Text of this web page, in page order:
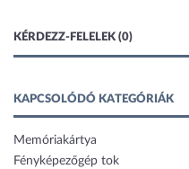
KÉRDEZZ-FELELEK (0)
KAPCSOLÓDÓ KATEGÓRIÁK
Memóriakártya
Fényképezőgép tok